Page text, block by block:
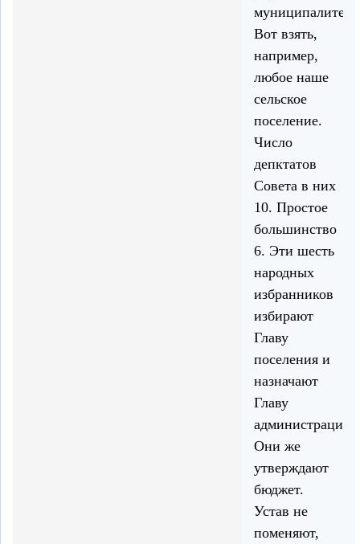
Вот взять,
например,
любое наше
сельское
поселение.
Число
депктатов
Совета в них
10. Простое
большинство
6. Эти шесть
народных
избранников
избирают
Главу
поселения и
назначают
Главу
администрации.
Они же
утверждают
бюджет.
Устав не
поменяют,